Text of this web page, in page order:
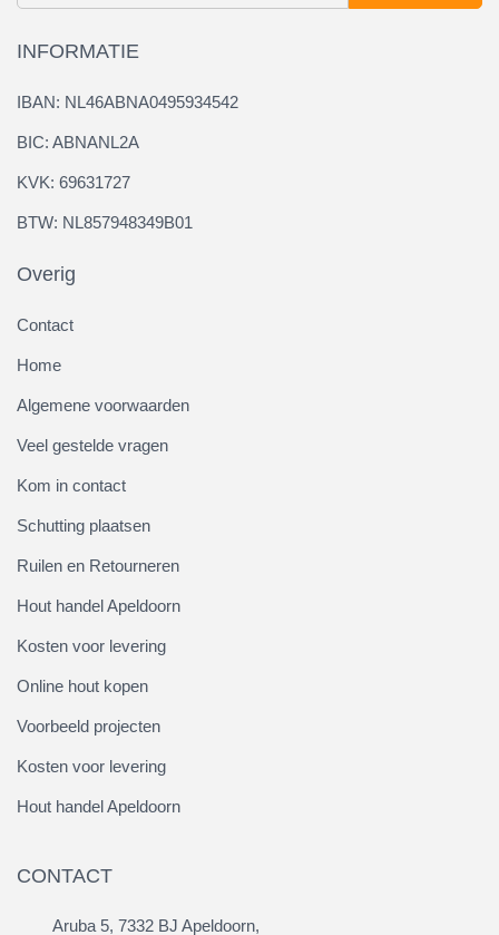
INFORMATIE
IBAN: NL46ABNA0495934542
BIC: ABNANL2A
KVK: 69631727
BTW: NL857948349B01
Overig
Contact
Home
Algemene voorwaarden
Veel gestelde vragen
Kom in contact
Schutting plaatsen
Ruilen en Retourneren
Hout handel Apeldoorn
Kosten voor levering
Online hout kopen
Voorbeeld projecten
Kosten voor levering
Hout handel Apeldoorn
CONTACT
Aruba 5, 7332 BJ Apeldoorn,